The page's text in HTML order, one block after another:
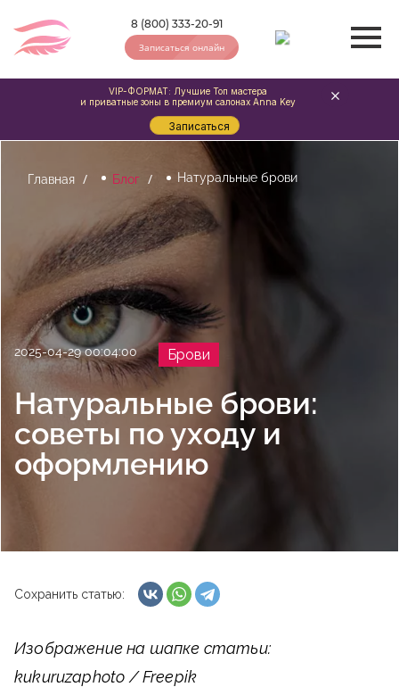
8 (800) 333-20-91
Записаться онлайн
Главная Блог Натуральные брови
2025-04-29 00:04:00 Брови
Натуральные брови:
советы по уходу и
оформлению
Сохранить статью:
Изображение на шапке статьи:
kukuruzaphoto / Freepik
VIP-ФОРМАТ: Лучшие Топ мастера
и приватные зоны в премиум салонах Anna Key
Записаться